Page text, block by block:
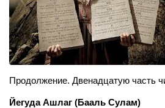
Продолжение. Двенадцатую часть
Йегуда Ашлаг (Бааль Сулам)